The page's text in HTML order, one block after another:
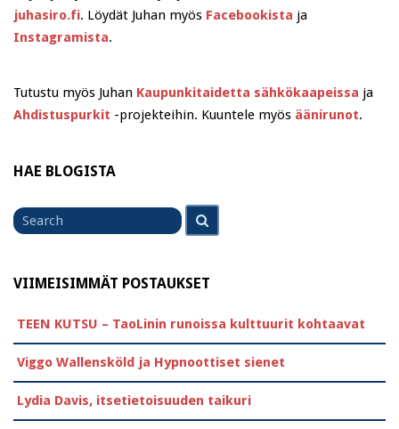
juhasiro.fi. Löydät Juhan myös Facebookista ja
Instagramista.
Tutustu myös Juhan Kaupunkitaidetta sähkökaapeissa ja
Ahdistuspurkit -projekteihin. Kuuntele myös äänirunot.
HAE BLOGISTA
Search
for
VIIMEISIMMÄT POSTAUKSET
TEEN KUTSU – TaoLinin runoissa kulttuurit kohtaavat
Viggo Wallensköld ja Hypnoottiset sienet
Lydia Davis, itsetietoisuuden taikuri